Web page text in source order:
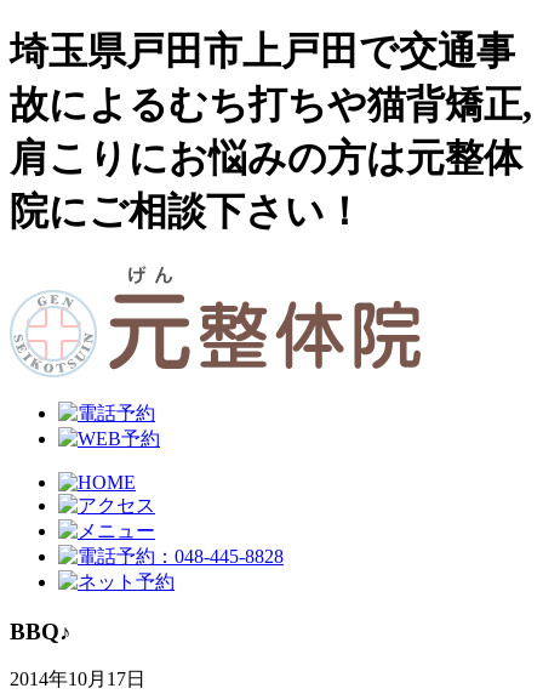
埼玉県戸田市上戸田で交通事
故によるむち打ちや猫背矯正,
肩こりにお悩みの方は元整体
院にご相談下さい！
BBQ♪
2014年10月17日